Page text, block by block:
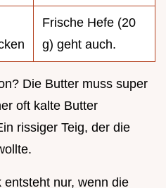
Frische Hefe (20
g) geht auch.
Die Butter muss super
oft kalte Butter
rissiger Teig, der die
nur, wenn die